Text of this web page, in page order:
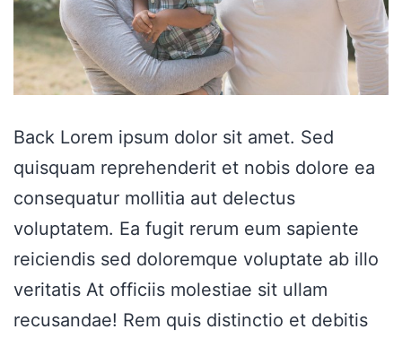
Back Lorem ipsum dolor sit amet. Sed
quisquam reprehenderit et nobis dolore ea
consequatur mollitia aut delectus
voluptatem. Ea fugit rerum eum sapiente
reiciendis sed doloremque voluptate ab illo
veritatis At officiis molestiae sit ullam
recusandae! Rem quis distinctio et debitis